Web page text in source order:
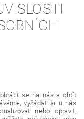
se na nás a chtít
vyžádat si u nás
nebo opravit,